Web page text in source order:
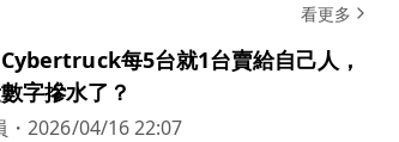
看更多
Cybertruck每5台就1台賣給自己人，
字摻水了？
・2026/04/16 22:07